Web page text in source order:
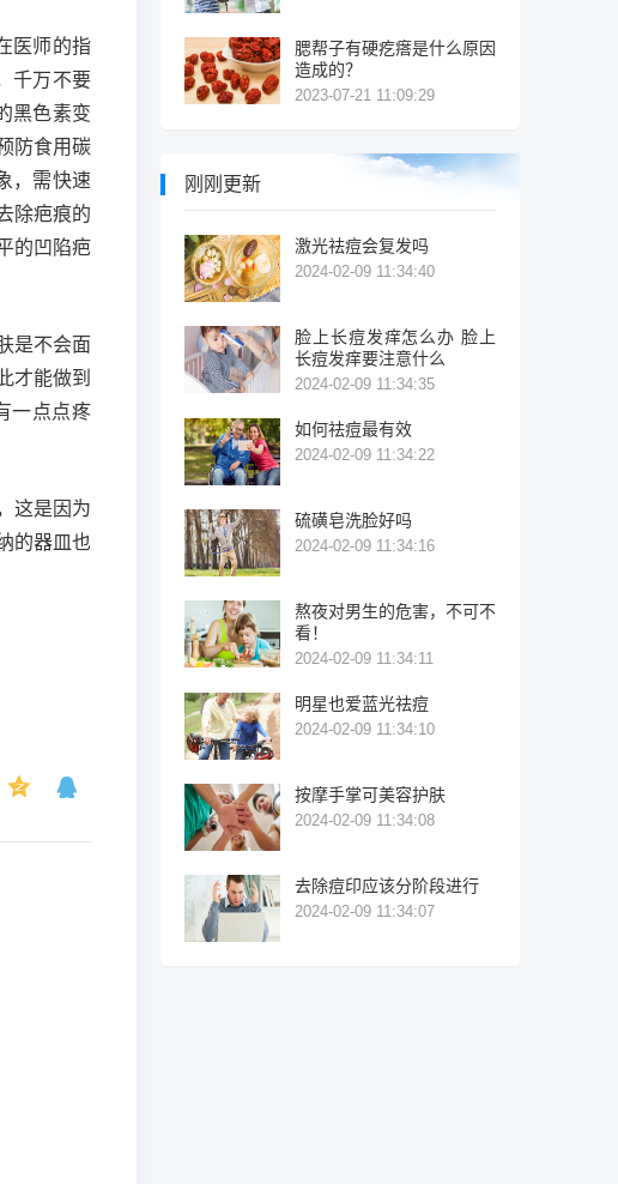
医师的指
千万不要
黑色素变
防食用碳
，需快速
除疤痕的
的凹陷疤
是不会面
才能做到
一点点疼
这是因为
的器皿也
腮帮子有硬疙瘩是什么原因
造成的？
2023-07-21 11:09:29
刚刚更新
激光祛痘会复发吗
2024-02-09 11:34:40
脸上长痘发痒怎么办 脸上
长痘发痒要注意什么
2024-02-09 11:34:35
如何祛痘最有效
2024-02-09 11:34:22
硫磺皂洗脸好吗
2024-02-09 11:34:16
熬夜对男生的危害，不可不
看！
2024-02-09 11:34:11
明星也爱蓝光祛痘
2024-02-09 11:34:10
按摩手掌可美容护肤
2024-02-09 11:34:08
去除痘印应该分阶段进行
2024-02-09 11:34:07